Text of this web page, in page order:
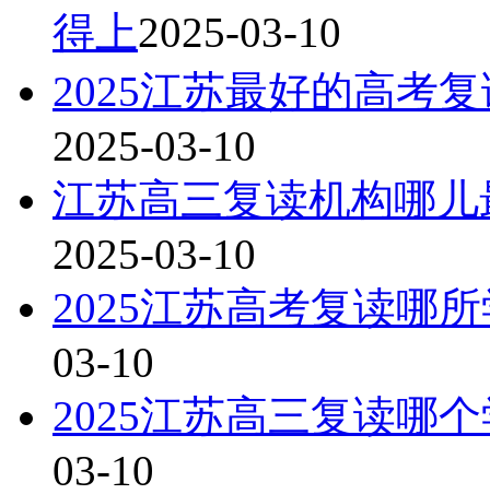
得上2025-03-10
2025江苏最好的高考
2025-03-10
江苏高三复读机构哪
2025-03-10
2025江苏高考复读哪
03-10
2025江苏高三复读哪
03-10